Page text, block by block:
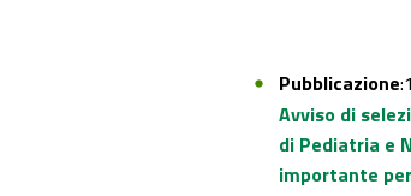
Pubblicazione
Avviso di
di Pediatria e
importante